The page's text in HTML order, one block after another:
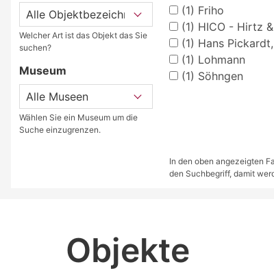
Welcher Art ist das Objekt das Sie
suchen?
Museum
Wählen Sie ein Museum um die
Suche einzugrenzen.
(1) Friho
(1) HICO - Hirtz & co. (Medizinische Verbandstoffe - Ärzte- und
(1) Hans Pickardt, Werkstätten für
(1) Lohmann
(1) Söhngen
In den oben angezeigten
den Suchbegriff, damit
Objekte